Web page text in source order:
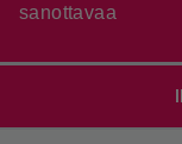
sanottavaa